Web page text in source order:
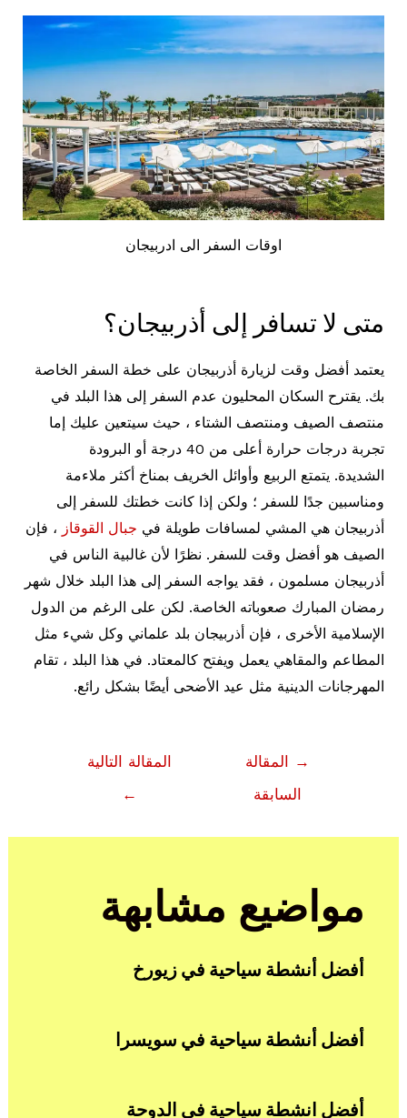
اوقات السفر الى ادربيجان
متى لا تسافر إلى أذربيجان؟
يعتمد أفضل وقت لزيارة أذربيجان على خطة السفر الخاصة
بك. يقترح السكان المحليون عدم السفر إلى هذا البلد في
منتصف الصيف ومنتصف الشتاء ، حيث سيتعين عليك إما
تجربة درجات حرارة أعلى من 40 درجة أو البرودة
الشديدة. يتمتع الربيع وأوائل الخريف بمناخ أكثر ملاءمة
ومناسبين جدًا للسفر ؛ ولكن إذا كانت خطتك للسفر إلى
أذربيجان هي المشي لمسافات طويلة في جبال القوقاز ، فإن
الصيف هو أفضل وقت للسفر. نظرًا لأن غالبية الناس في
أذربيجان مسلمون ، فقد يواجه السفر إلى هذا البلد خلال شهر
رمضان المبارك صعوباته الخاصة. لكن على الرغم من الدول
الإسلامية الأخرى ، فإن أذربيجان بلد علماني وكل شيء مثل
المطاعم والمقاهي يعمل ويفتح كالمعتاد. في هذا البلد ، تقام
المهرجانات الدينية مثل عيد الأضحى أيضًا بشكل رائع.
→
المقالة
السابقة
المقالة التالية
←
مواضيع مشابهة
أفضل أنشطة سياحية في زيورخ
أفضل أنشطة سياحية في سويسرا
أفضل انشطة سياحية في الدوحة